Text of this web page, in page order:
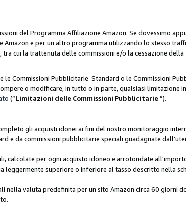
del Programma Affiliazione Amazon. Se dovessimo
e per un altro programma utilizzando lo stesso
cui la trattenuta delle commissioni e/o la cessazione
Pubblicitarie Standard o le Commissioni
o modificare, in tutto o in parte, qualsiasi limitazione
(“Limitazioni delle Commissioni Pubblicitarie ”).
gli acquisti idonei ai fini del nostro monitoraggio
e da commissioni pubblicitarie speciali guadagnate
calcolate per ogni acquisto idoneo e arrotondate
leggermente superiore o inferiore al tasso descritto nella
valuta predefinita per un sito Amazon circa 60 giorni